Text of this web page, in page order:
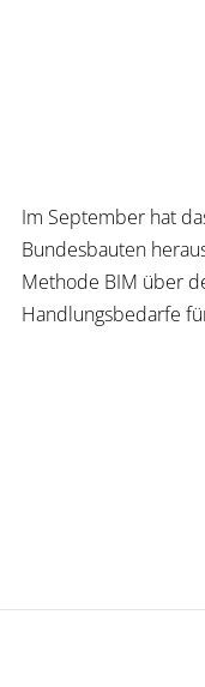
Im September hat
Bundesbauten
Methode BIM über
Handlungsbedarfe